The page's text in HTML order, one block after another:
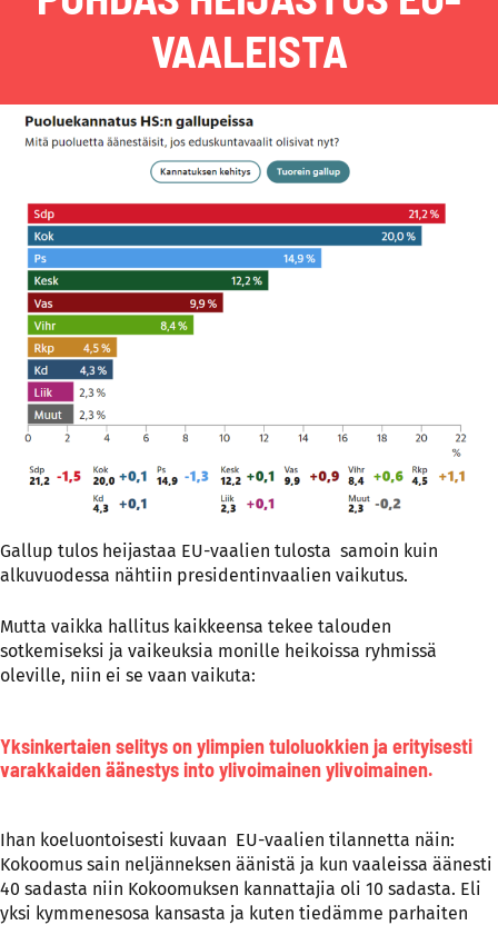
VAALEISTA
Gallup tulos heijastaa EU-vaalien tulosta samoin kuin
alkuvuodessa nähtiin presidentinvaalien vaikutus.
Mutta vaikka hallitus kaikkeensa tekee talouden
sotkemiseksi ja vaikeuksia monille heikoissa ryhmissä
oleville, niin ei se vaan vaikuta:
Yksinkertaien selitys on ylimpien tuloluokkien ja erityisesti
varakkaiden äänestys into ylivoimainen ylivoimainen.
Ihan koeluontoisesti kuvaan EU-vaalien tilannetta näin:
Kokoomus sain neljänneksen äänistä ja kun vaaleissa äänesti
40 sadasta niin Kokoomuksen kannattajia oli 10 sadasta. Eli
yksi kymmenesosa kansasta ja kuten tiedämme parhaiten